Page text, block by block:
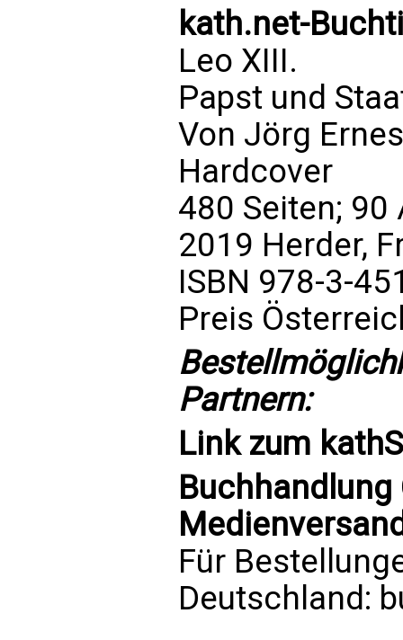
kath.net-
Leo XIII.
Papst und
Von Jörg
Hardcover
480 Seiten; 90
2019 Herder,
ISBN 978-3-
Preis
Partnern:
Link zum
Für
Deutschland: